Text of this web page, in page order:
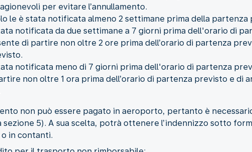
per evitare l’annullamento.
le è stata notificata almeno 2 settimane prima della partenza
notificata da due settimane a 7 giorni prima dell'orario di
di partire non oltre 2 ore prima dell’orario di partenza
notificata meno di 7 giorni prima dell'orario di partenza
non oltre 1 ora prima dell’orario di partenza previsto e di
non può essere pagato in aeroporto, pertanto è
5). A sua scelta, potrà ottenere l’indennizzo sotto
in contanti.